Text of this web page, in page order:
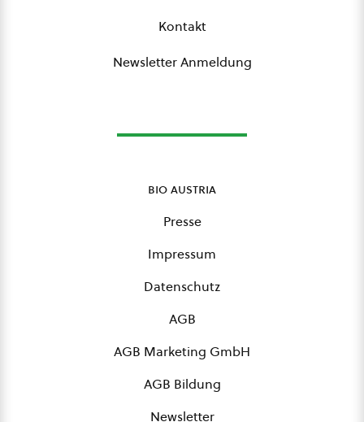
Kontakt
Newsletter Anmeldung
bio austria
Presse
Impressum
Datenschutz
AGB
AGB Marketing GmbH
AGB Bildung
Newsletter